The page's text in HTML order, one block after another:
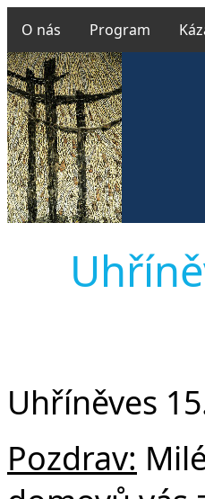
O nás Program
Uhříněves
Pozdrav: